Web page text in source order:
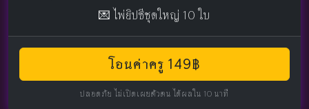
💌 ไพ่ยิปซีชุดใหญ่ 10 ใบ
โอนค่าครู 149฿
ปลอดภัย ไม่เปิดเผยตัวตน ได้ผลใน 10 นาที